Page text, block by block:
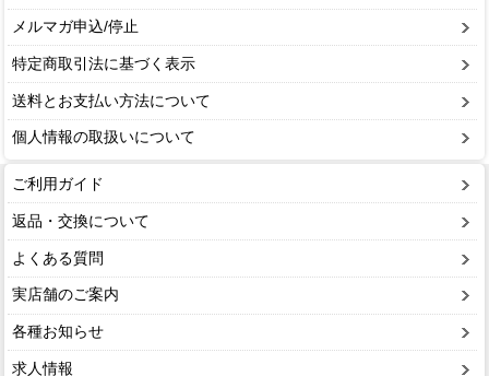
メルマガ申込/停止
特定商取引法に基づく表示
送料とお支払い方法について
個人情報の取扱いについて
ご利用ガイド
返品・交換について
よくある質問
実店舗のご案内
各種お知らせ
求人情報